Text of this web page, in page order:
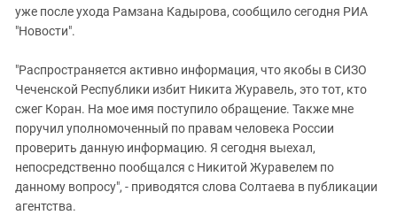
уже после ухода Рамзана Кадырова, сообщило сегодня РИА
"Новости".
"Распространяется активно информация, что якобы в СИЗО
Чеченской Республики избит Никита Журавель, это тот, кто
сжег Коран. На мое имя поступило обращение. Также мне
поручил уполномоченный по правам человека России
проверить данную информацию. Я сегодня выехал,
непосредственно пообщался с Никитой Журавелем по
данному вопросу", - приводятся слова Солтаева в публикации
агентства.